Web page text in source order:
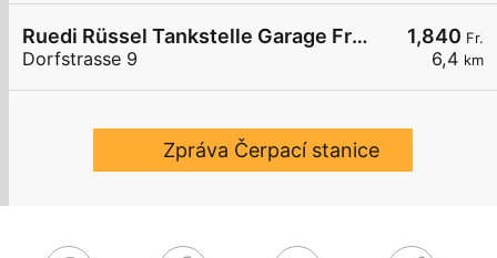
1,840 Fr.
6,4 km
Ruedi Rüssel Tankstelle Garage Frei AG
Dorfstrasse 9
Zpráva Čerpací stanice